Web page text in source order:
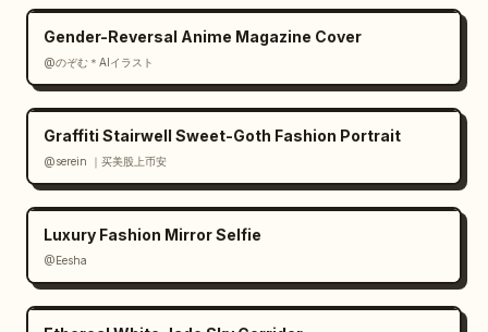
Gender-Reversal Anime Magazine Cover
@のぞむ＊AIイラスト
Graffiti Stairwell Sweet-Goth Fashion Portrait
@serein ｜买美股上币安
Luxury Fashion Mirror Selfie
@Eesha